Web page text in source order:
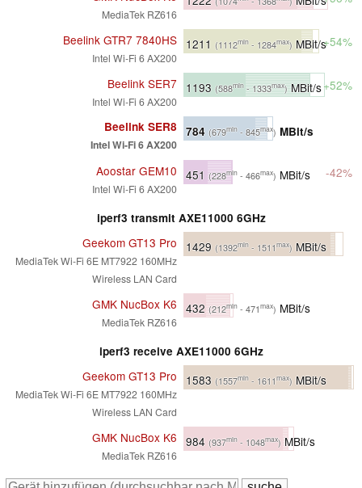
MediaTek RZ616
Beelink GTR7 7840HS
Intel Wi-Fi 6 AX200
1211 (1112min - 1284max) MBit/s+54%
Beelink SER7
Intel Wi-Fi 6 AX200
1193 (588min- 1333max)MBit/s+52%
Beelink SER8
Intel Wi-Fi 6 AX200
784 (679min - 845max) MBit/s
Aoostar GEM10
Intel Wi-Fi 6 AX200
451 (228min - 466max) MBit/s -42%
iperf3 transmit AXE11000 6GHz
Geekom GT13 Pro
MediaTek Wi-Fi 6E MT7922 160MHz
Wireless LAN Card
1429 (1392min - 1511max) MBit/s
GMK NucBox K6
MediaTek RZ616
432 (212min - 471max) MBit/s
iperf3 receive AXE11000 6GHz
Geekom GT13 Pro
MediaTek Wi-Fi 6E MT7922 160MHz
Wireless LAN Card
1583 (1557min - 1611max) MBit/s
GMK NucBox K6
MediaTek RZ616
984 (937min - 1048max) MBit/s